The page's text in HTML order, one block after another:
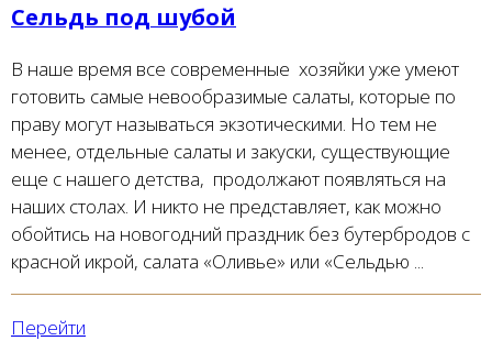
Сельдь под шубой
В наше время все современные хозяйки уже умеют
готовить самые невообразимые салаты, которые по
праву могут называться экзотическими. Но тем не
менее, отдельные салаты и закуски, существующие
еще с нашего детства, продолжают появляться на
наших столах. И никто не представляет, как можно
обойтись на новогодний праздник без бутербродов с
красной икрой, салата «Оливье» или «Сельдью ...
Перейти